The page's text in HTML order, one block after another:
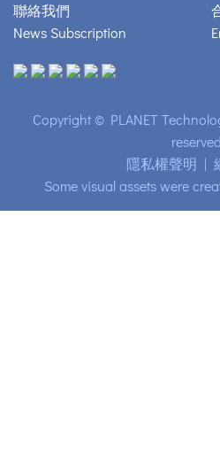
聯絡我們
News Subscription
Copyright © PLANET
隱私權聲明 |
Some visual assets were